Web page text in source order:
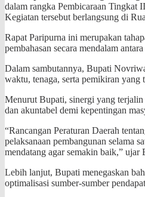
dalam rangka Pembicaraan Tingkat
Kegiatan tersebut berlangsung di
Rapat Paripurna ini merupakan
pembahasan secara mendalam
Dalam sambutannya, Bupati
waktu, tenaga, serta pemikiran yang
Menurut Bupati, sinergi yang
dan akuntabel demi kepentingan
“Rancangan Peraturan Daerah
pelaksanaan pembangunan selama
mendatang agar semakin baik,” ujar
Lebih lanjut, Bupati menegaskan
optimalisasi sumber-sumber